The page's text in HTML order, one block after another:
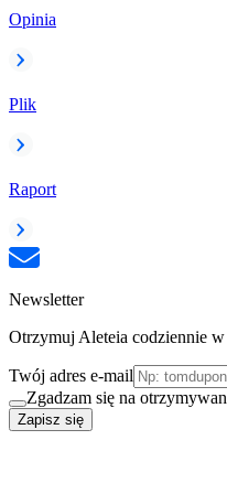
Opinia
Plik
Raport
Newsletter
Otrzymuj Aleteia codziennie
Twój adres e-mail
Zgadzam się na
Zapisz się